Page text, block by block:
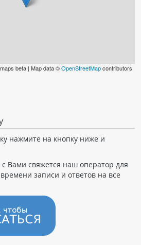
beta | Map data ©OpenStreetMapcontributors
нажмите на кнопку ниже и
Вами свяжется наш оператор для
записи и ответов на все